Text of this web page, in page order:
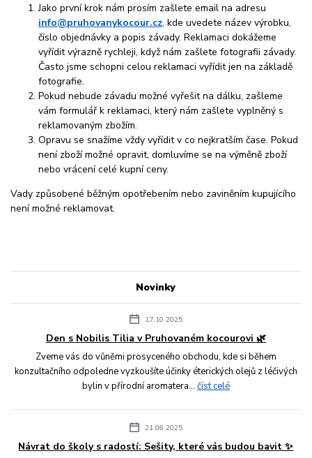
Novinky
17.10.2025
Den s Nobilis Tilia v Pruhovaném kocourovi 🌿
Zveme vás do vůněmi prosyceného obchodu, kde si během
konzultačního odpoledne vyzkoušíte účinky éterických olejů z léčivých
bylin v přírodní aromatera... číst celé
21.08.2025
Návrat do školy s radostí: Sešity, které vás budou bavit ✨
Jako první krok nám prosím zašlete email na adresu
info@pruhovanykocour.cz, kde uvedete název výrobku,
číslo objednávky a popis závady. Reklamaci dokážeme
vyřídit výrazně rychleji, když nám zašlete fotografii závady.
Často jsme schopni celou reklamaci vyřídit jen na základě
fotografie.
Pokud nebude závadu možné vyřešit na dálku, zašleme
vám formulář k reklamaci, který nám zašlete vyplněný s
reklamovaným zbožím.
Opravu se snažíme vždy vyřídit v co nejkratším čase. Pokud
není zboží možné opravit, domluvíme se na výměně zboží
nebo vrácení celé kupní ceny.
Vady způsobené běžným opotřebením nebo zaviněním kupujícího
není možné reklamovat.